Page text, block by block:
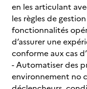
en les articulant
les règles de
fonctionnalités
d’assurer une
conforme aux cas
- Automatiser des
environnement no